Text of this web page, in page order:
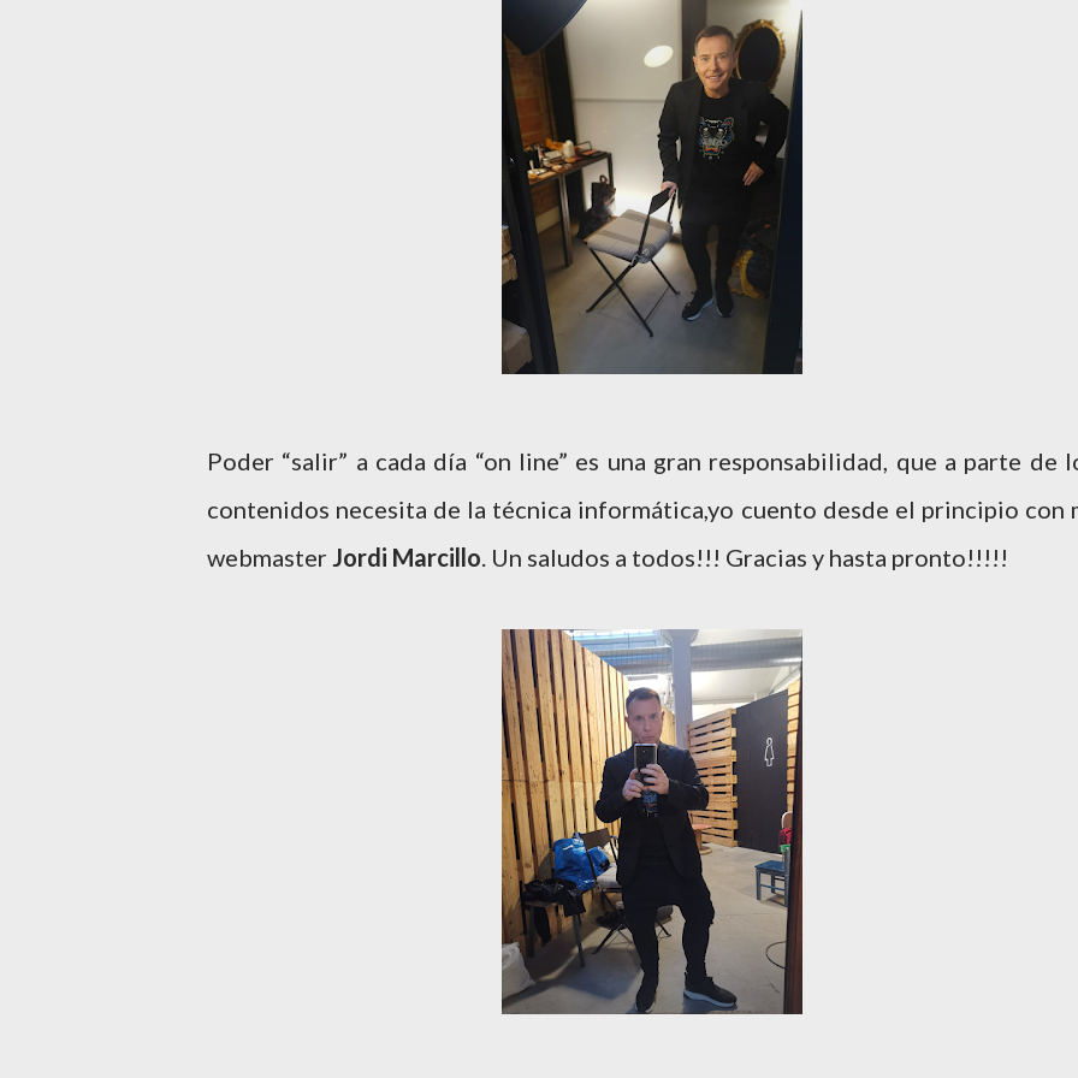
Poder “salir” a cada día “on line” es una gran responsabilidad, que a parte de
contenidos necesita de la técnica informática,yo cuento desde el principio con
webmaster Jordi Marcillo. Un saludos a todos!!! Gracias y hasta pronto!!!!!